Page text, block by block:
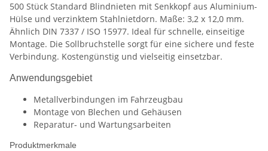
500 Stück Standard Blindnieten mit Senkkopf aus Aluminium-
Hülse und verzinktem Stahlnietdorn. Maße: 3,2 x 12,0 mm.
Ähnlich DIN 7337 / ISO 15977. Ideal für schnelle, einseitige
Montage. Die Sollbruchstelle sorgt für eine sichere und feste
Verbindung. Kostengünstig und vielseitig einsetzbar.
Anwendungsgebiet
Metallverbindungen im Fahrzeugbau
Montage von Blechen und Gehäusen
Reparatur- und Wartungsarbeiten
Produktmerkmale